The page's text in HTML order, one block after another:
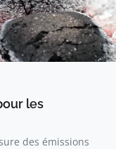
les
des émissions